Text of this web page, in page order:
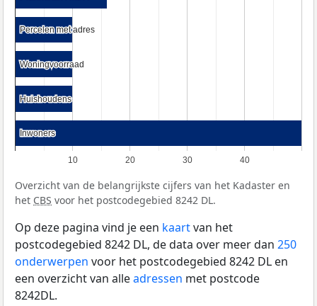
10 20 30 40
Percelen met adres
Percelen met adres
Woningvoorraad
Woningvoorraad
Huishoudens
Huishoudens
Inwoners
Inwoners
Overzicht van de belangrijkste cijfers van het Kadaster en
het CBS voor het postcodegebied 8242 DL.
Op deze pagina vind je een kaartvan het
postcodegebied 8242 DL, de data over meer dan 250
onderwerpen voor het postcodegebied 8242 DL en
een overzicht van alleadressen met postcode
8242DL.